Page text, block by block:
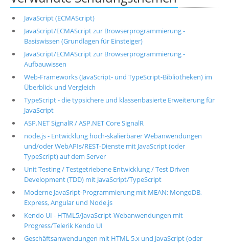
JavaScript (ECMAScript)
JavaScript/ECMAScript zur Browserprogrammierung -
Basiswissen (Grundlagen für Einsteiger)
JavaScript/ECMAScript zur Browserprogrammierung -
Aufbauwissen
Web-Frameworks (JavaScript- und TypeScript-Bibliotheken) im
Überblick und Vergleich
TypeScript - die typsichere und klassenbasierte Erweiterung für
JavaScript
ASP.NET SignalR / ASP.NET Core SignalR
node.js - Entwicklung hoch-skalierbarer Webanwendungen
und/oder WebAPIs/REST-Dienste mit JavaScript (oder
TypeScript) auf dem Server
Unit Testing / Testgetriebene Entwicklung / Test Driven
Development (TDD) mit JavaScript/TypeScript
Moderne JavaSript-Programmierung mit MEAN: MongoDB,
Express, Angular und Node.js
Kendo UI - HTML5/JavaScript-Webanwendungen mit
Progress/Telerik Kendo UI
Geschäftsanwendungen mit HTML 5.x und JavaScript (oder